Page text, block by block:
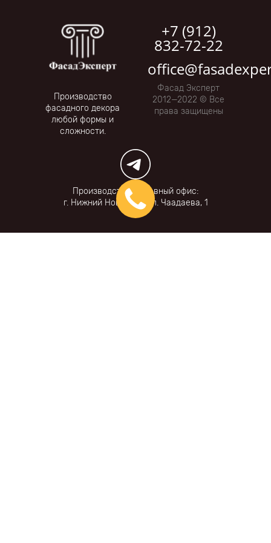
Производство
фасадного декора
любой формы и
сложности.
+7 (912)
832-72-22
Фасад Эксперт
2012—2022 © Все
права защищены
Производство и главный офис:
г. Нижний Новгород, ул. Чаадаева, 1